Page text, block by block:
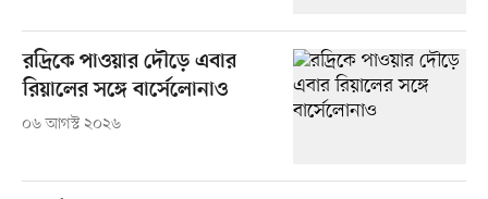
রদ্রিকে পাওয়ার দৌড়ে এবার
রিয়ালের সঙ্গে বার্সেলোনাও
০৬ আগস্ট ২০২৬